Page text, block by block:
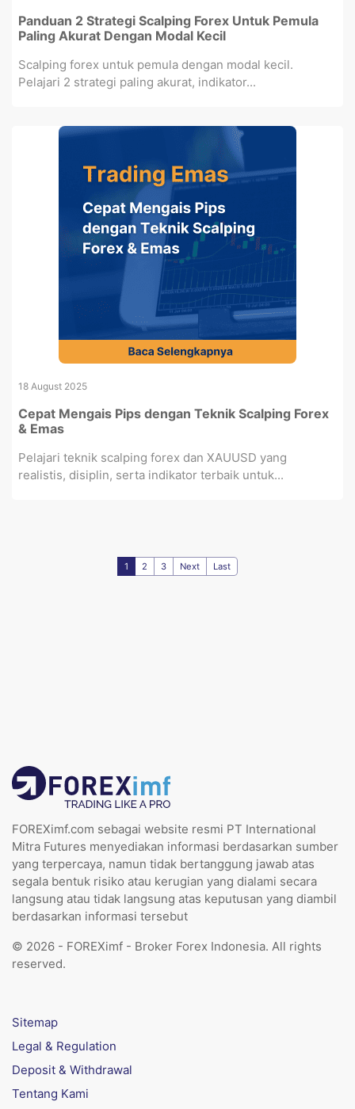
Panduan 2 Strategi Scalping Forex Untuk Pemula
Paling Akurat Dengan Modal Kecil
Scalping forex untuk pemula dengan modal kecil.
Pelajari 2 strategi paling akurat, indikator...
18 August 2025
Cepat Mengais Pips dengan Teknik Scalping Forex
& Emas
Pelajari teknik scalping forex dan XAUUSD yang
realistis, disiplin, serta indikator terbaik untuk...
1 2 3 Next Last
FOREXimf.com sebagai website resmi PT International
Mitra Futures menyediakan informasi berdasarkan sumber
yang terpercaya, namun tidak bertanggung jawab atas
segala bentuk risiko atau kerugian yang dialami secara
langsung atau tidak langsung atas keputusan yang diambil
berdasarkan informasi tersebut
© 2026 - FOREXimf - Broker Forex Indonesia. All rights
reserved.
Sitemap
Legal & Regulation
Deposit & Withdrawal
Tentang Kami